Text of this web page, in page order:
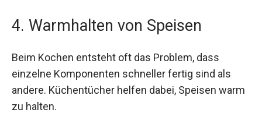
4. Warmhalten von Speisen
Beim Kochen entsteht oft das Problem, dass
einzelne Komponenten schneller fertig sind als
andere. Küchentücher helfen dabei, Speisen warm
zu halten.